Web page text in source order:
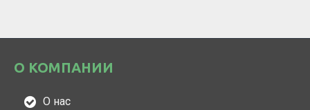
О КОМПАНИИ
О нас